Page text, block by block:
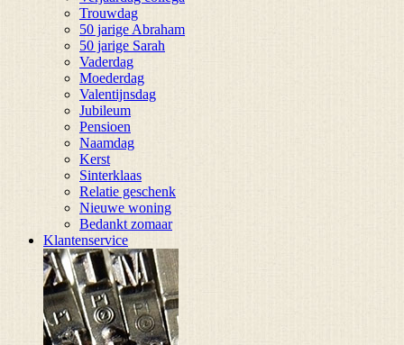
Trouwdag
50 jarige Abraham
50 jarige Sarah
Vaderdag
Moederdag
Valentijnsdag
Jubileum
Pensioen
Naamdag
Kerst
Sinterklaas
Relatie geschenk
Nieuwe woning
Bedankt zomaar
Klantenservice